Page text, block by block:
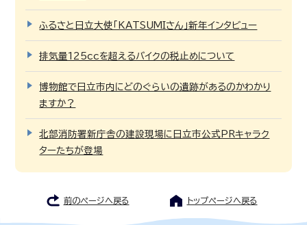
ふるさと日立大使「KATSUMIさん」新年インタビュー
排気量125ccを超えるバイクの税止めについて
博物館で日立市内にどのぐらいの遺跡があるのかわかり
ますか？
北部消防署新庁舎の建設現場に日立市公式PRキャラク
ターたちが登場
前のページへ戻る トップページへ戻る